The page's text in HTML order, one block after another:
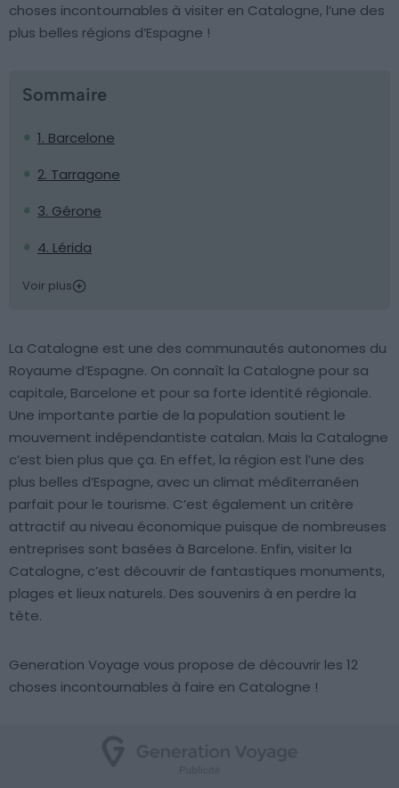
choses incontournables à visiter en Catalogne, l’une des
plus belles régions d’Espagne !
Sommaire
1. Barcelone
2. Tarragone
3. Gérone
4. Lérida
Voir plus
La Catalogne est une des communautés autonomes du
Royaume d’Espagne. On connaît la Catalogne pour sa
capitale, Barcelone et pour sa forte identité régionale.
Une importante partie de la population soutient le
mouvement indépendantiste catalan. Mais la Catalogne
c’est bien plus que ça. En effet, la région est l’une des
plus belles d’Espagne, avec un climat méditerranéen
parfait pour le tourisme. C’est également un critère
attractif au niveau économique puisque de nombreuses
entreprises sont basées à Barcelone. Enfin, visiter la
Catalogne, c’est découvrir de fantastiques monuments,
plages et lieux naturels. Des souvenirs à en perdre la
tête.
Generation Voyage vous propose de découvrir les 12
choses incontournables à faire en Catalogne !